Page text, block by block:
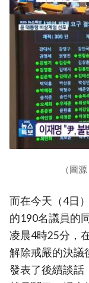
（圖
而在今天（4日
的190名議員的
凌晨4時25分，
解除戒嚴的決議
發表了後續談話